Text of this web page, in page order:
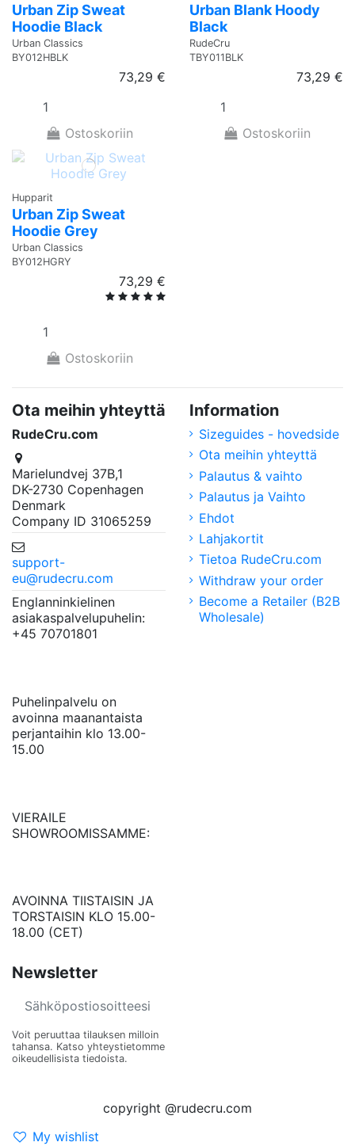
Urban Zip Sweat
Hoodie Black
Urban Classics
BY012HBLK
73,29 €
Ostoskoriin
Urban Blank Hoody
Black
RudeCru
TBY011BLK
73,29 €
Ostoskoriin
Hupparit
Urban Zip Sweat
Hoodie Grey
Urban Classics
BY012HGRY
73,29 €
Ostoskoriin
Ota meihin yhteyttä
RudeCru.com
Marielundvej 37B,1
DK-2730 Copenhagen
Denmark
Company ID 31065259
support-
eu@rudecru.com
Englanninkielinen
asiakaspalvelupuhelin:
+45 70701801
Puhelinpalvelu on
avoinna maanantaista
perjantaihin klo 13.00-
15.00
VIERAILE
SHOWROOMISSAMME:
AVOINNA TIISTAISIN JA
TORSTAISIN KLO 15.00-
18.00 (CET)
Information
Sizeguides - hovedside
Ota meihin yhteyttä
Palautus & vaihto
Palautus ja Vaihto
Ehdot
Lahjakortit
Tietoa RudeCru.com
Withdraw your order
Become a Retailer (B2B
Wholesale)
Newsletter
Voit peruuttaa tilauksen milloin
tahansa. Katso yhteystietomme
oikeudellisista tiedoista.
copyright @rudecru.com
My wishlist